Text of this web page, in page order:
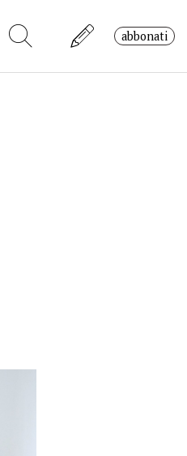
abbonati